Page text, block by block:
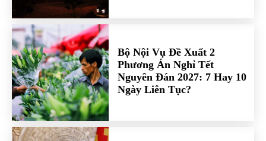
Bộ Nội Vụ Đề Xuất 2
Phương Án Nghỉ Tết
Nguyên Đán 2027: 7 Hay 10
Ngày Liên Tục?